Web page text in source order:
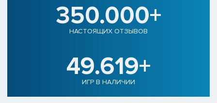
350.000+
НАСТОЯЩИХ ОТЗЫВОВ
49.619+
ИГР В НАЛИЧИИ